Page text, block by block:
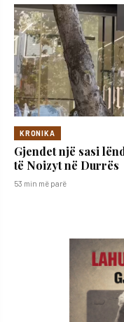
KRONIKA
Gjendet një sasi
të Noizyt në Durrës
53 min më parë